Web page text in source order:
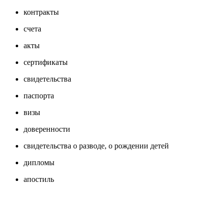
контракты
счета
акты
сертификаты
свидетельства
паспорта
визы
доверенности
свидетельства о разводе, о рождении детей
дипломы
апостиль